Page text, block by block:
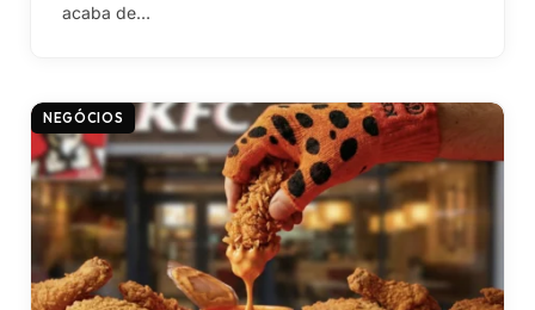
acaba de…
NEGÓCIOS